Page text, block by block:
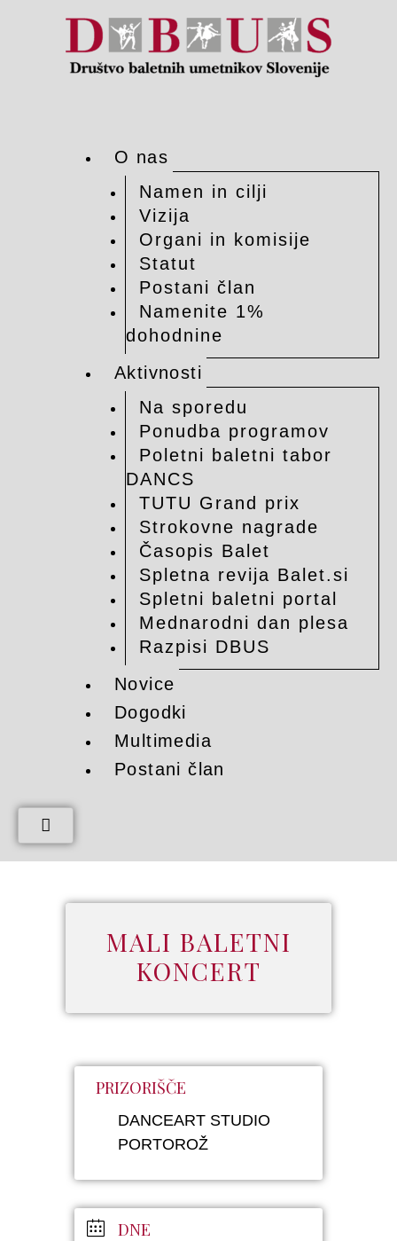
O nas
Namen in cilji
Vizija
Organi in komisije
Statut
Postani član
Namenite 1%
dohodnine
Aktivnosti
Na sporedu
Ponudba programov
Poletni baletni tabor
DANCS
TUTU Grand prix
Strokovne nagrade
Časopis Balet
Spletna revija Balet.si
Spletni baletni portal
Mednarodni dan plesa
Razpisi DBUS
Novice
Dogodki
Multimedia
Postani član
MALI BALETNI
KONCERT
PRIZORIŠČE
DANCEART STUDIO
PORTOROŽ
DNE